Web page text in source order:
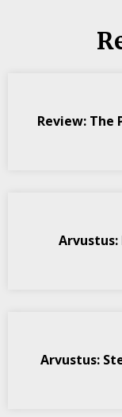
Review: The
Arvustus: